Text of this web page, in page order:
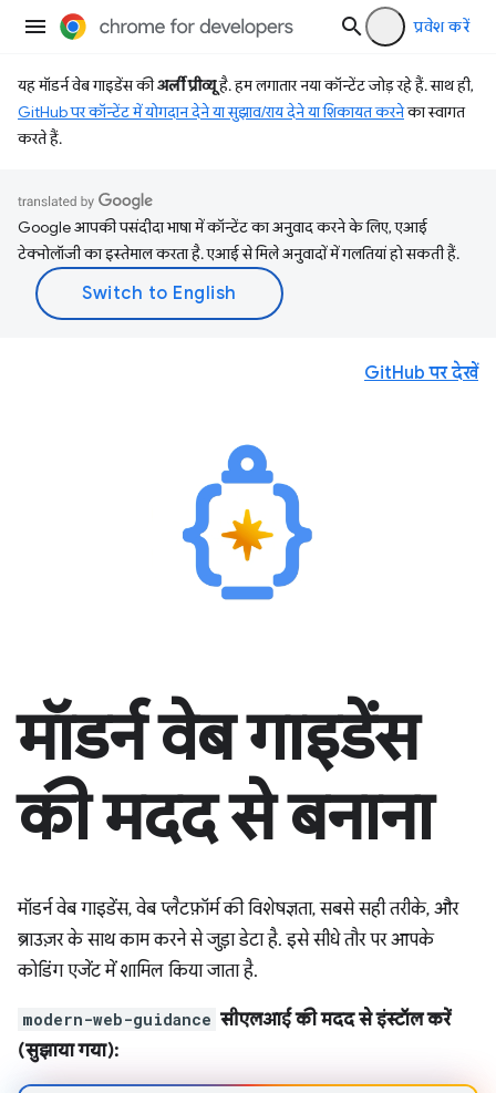
प्रवेश करें
यह मॉडर्न वेब गाइडेंस कीअर्ली प्रीव्यूहै. हम लगातार नया कॉन्टेंट जोड़ रहे हैं. साथ ही,
GitHub पर कॉन्टेंट में योगदान देने या सुझाव/राय देने या शिकायत करनेका स्वागत
करते हैं.
Google आपकी पसंदीदा भाषा में कॉन्टेंट का अनुवाद करने के लिए, एआई
टेक्नोलॉजी का इस्तेमाल करता है. एआई से मिले अनुवादों में गलतियां हो सकती हैं.
मॉडर्न वेब गाइडेंस
की मदद से बनाना
मॉडर्न वेब गाइडेंस, वेब प्लैटफ़ॉर्म की विशेषज्ञता, सबसे सही तरीके, और
ब्राउज़र के साथ काम करने से जुड़ा डेटा है. इसे सीधे तौर पर आपके
कोडिंग एजेंट में शामिल किया जाता है.
modern-web-guidance सीएलआई की मदद से इंस्टॉल करें
(सुझाया गया):
GitHub पर देखें